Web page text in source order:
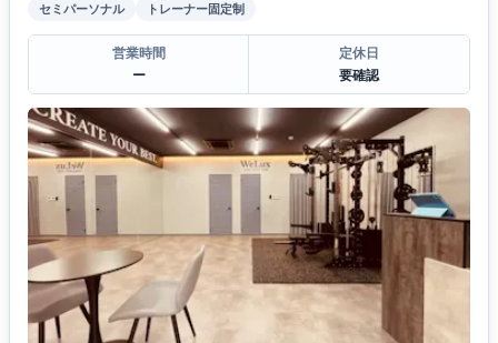
セミパーソナル トレーナー固定制
営業時間
ー
定休日
要確認